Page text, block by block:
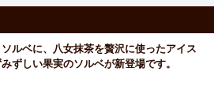
ルベに、八女抹茶を贅沢に使ったアイス
ずしい果実のソルベが新登場です。